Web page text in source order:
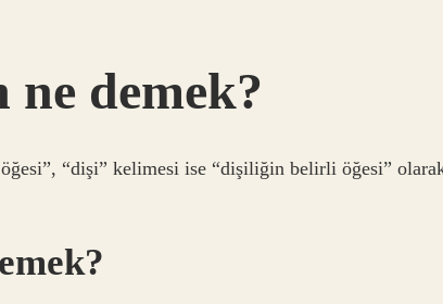
demek?
“dişi” kelimesi ise “dişiliğin belirli öğesi”